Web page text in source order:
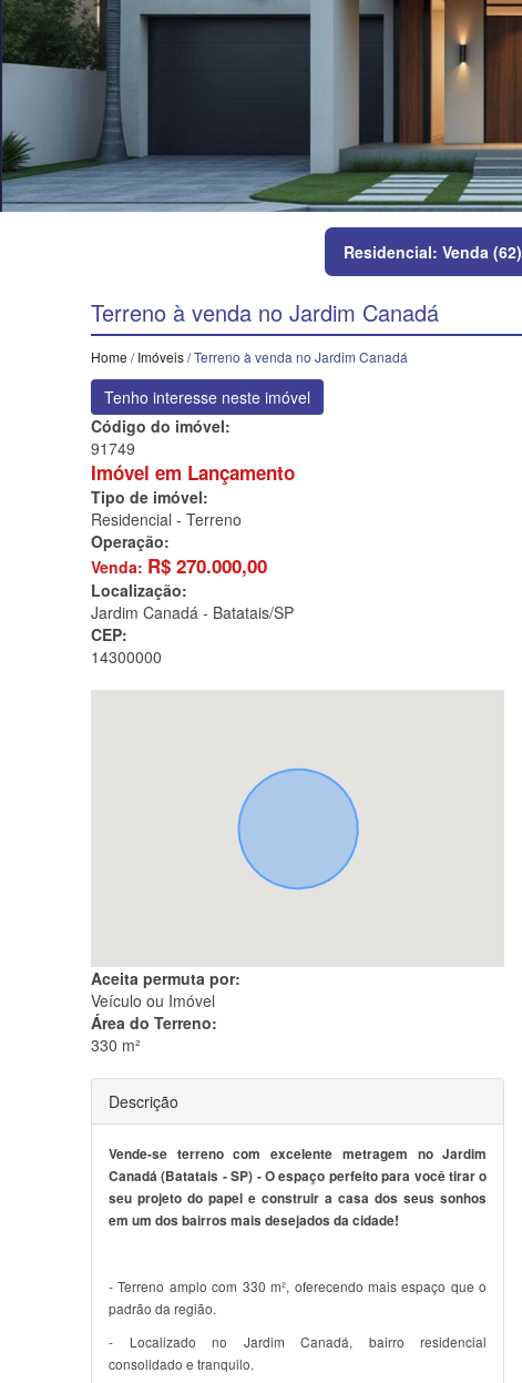
Residencial: Venda (62)
Terreno à venda no Jardim Canadá
Home /Imóveis/ Terreno à venda no Jardim Canadá
Tenho interesse neste imóvel
Código do imóvel:
91749
Imóvel em Lançamento
Tipo de imóvel:
Residencial - Terreno
Operação:
Venda: R$ 270.000,00
Localização:
Jardim Canadá - Batatais/SP
CEP:
14300000
Aceita permuta por:
Veículo ou Imóvel
Área do Terreno:
330 m²
Descrição
Vende-se terreno com excelente metragem no Jardim
Canadá (Batatais - SP) - O espaço perfeito para você tirar o
seu projeto do papel e construir a casa dos seus sonhos
em um dos bairros mais desejados da cidade!
- Terreno amplo com 330 m², oferecendo mais espaço que o
padrão da região.
- Localizado no Jardim Canadá, bairro residencial
consolidado e tranquilo.